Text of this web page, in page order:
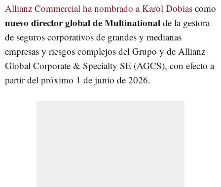
Allianz Commercial ha nombrado a Karol Dobias como
nuevo director global de Multinational de la gestora
de seguros corporativos de grandes y medianas
empresas y riesgos complejos del Grupo y de Allianz
Global Corporate & Specialty SE (AGCS), con efecto a
partir del próximo 1 de junio de 2026.